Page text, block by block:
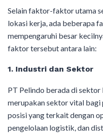
Selain faktor-faktor utama
lokasi kerja, ada beberapa
mempengaruhi besar
faktor tersebut antara lain:
1. Industri dan Sektor
PT Pelindo berada di
merupakan sektor vital bagi
posisi yang terkait dengan
pengelolaan logistik, dan